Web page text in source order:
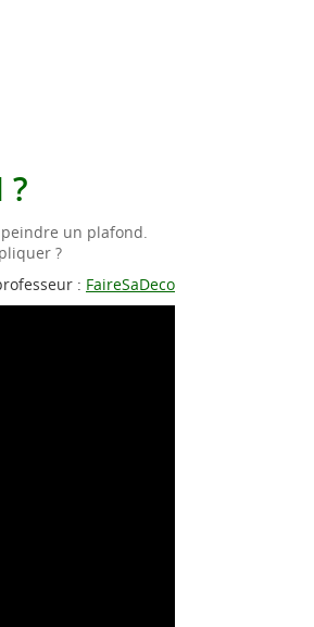
un plafond.
?
: FaireSaDeco